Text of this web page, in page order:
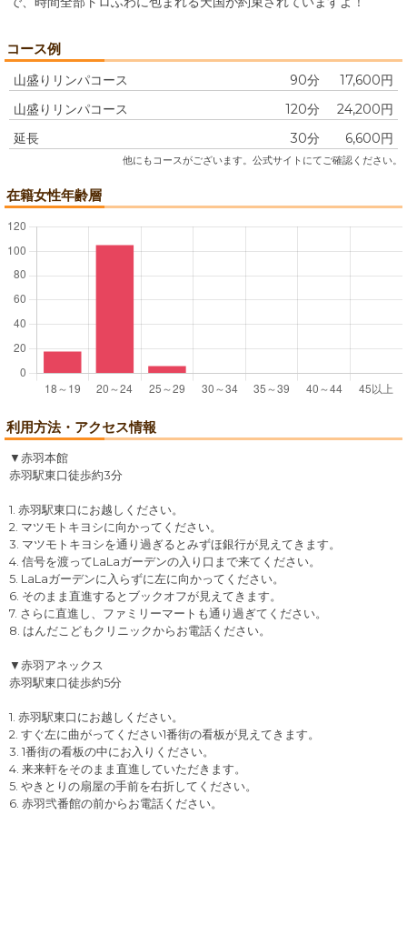
コース例
山盛りリンパコース 90分
17,600円
山盛りリンパコース
120分
24,200円
延長
30分 6,600円
他にもコースがございます。公式サイトにてご確認ください。
在籍女性年齢層
利用方法・アクセス情報
▼赤羽本館
赤羽駅東口徒歩約3分
1. 赤羽駅東口にお越しください。
2. マツモトキヨシに向かってください。
3. マツモトキヨシを通り過ぎるとみずほ銀行が見えてきます。
4. 信号を渡ってLaLaガーデンの入り口まで来てください。
5. LaLaガーデンに入らずに左に向かってください。
6. そのまま直進するとブックオフが見えてきます。
7. さらに直進し、ファミリーマートも通り過ぎてください。
8. はんだこどもクリニックからお電話ください。
▼赤羽アネックス
赤羽駅東口徒歩約5分
1. 赤羽駅東口にお越しください。
2. すぐ左に曲がってください1番街の看板が見えてきます。
3. 1番街の看板の中にお入りください。
4. 来来軒をそのまま直進していただきます。
5. やきとりの扇屋の手前を右折してください。
6. 赤羽弐番館の前からお電話ください。